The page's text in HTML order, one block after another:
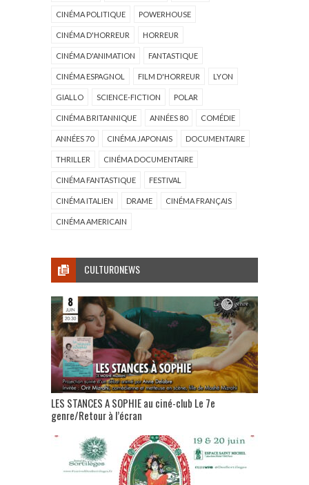
CINÉMA POLITIQUE POWERHOUSE
CINÉMA D'HORREUR HORREUR
CINÉMA D'ANIMATION FANTASTIQUE
CINÉMA ESPAGNOL FILM D'HORREUR LYON
GIALLO SCIENCE-FICTION POLAR
CINÉMA BRITANNIQUE ANNÉES 80 COMÉDIE
ANNÉES 70 CINÉMA JAPONAIS DOCUMENTAIRE
THRILLER CINÉMA DOCUMENTAIRE
CINÉMA FANTASTIQUE FESTIVAL
CINÉMA ITALIEN DRAME CINÉMA FRANÇAIS
CINÉMA AMERICAIN
CULTURONEWS
LES STANCES A SOPHIE au ciné-club Le 7e
genre/Retour à l’écran